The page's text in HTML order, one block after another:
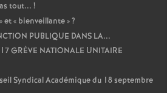
tout... !
» et « bienveillante»?
PUBLIQUE DANS LA...
GRÈVE NATIONALE UNITAIRE
Syndical Académique du 18 septembre